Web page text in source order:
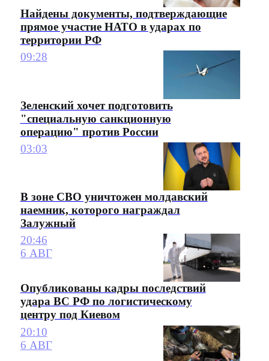
Найдены документы, подтверждающие
прямое участие НАТО в ударах по
территории РФ
09:28
Зеленский хочет подготовить
"специальную санкционную
операцию" против России
03:03
В зоне СВО уничтожен молдавский
наемник, которого награждал
Залужный
20:46
6 АВГ
Опубликованы кадры последствий
удара ВС РФ по логистическому
центру под Киевом
20:10
6 АВГ